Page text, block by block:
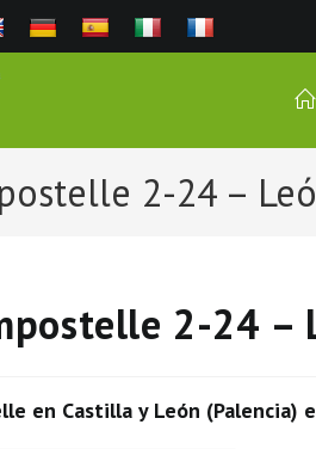
2-24 –
2-24
en Castilla y León